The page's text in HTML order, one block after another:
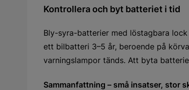
Kontrollera och byt batteriet i tid
Bly-syra-batterier med löstagbara
ett bilbatteri 3–5 år, beroende på
varningslampor tänds. Att byta
Sammanfattning – små insatser, stor